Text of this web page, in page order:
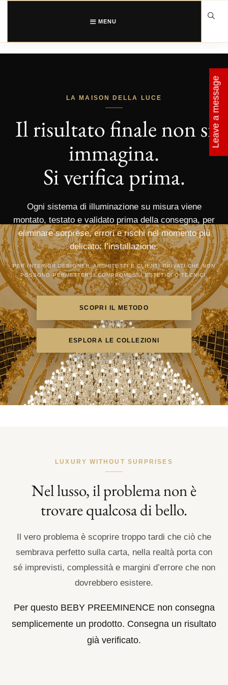
Vai
MENU
LA MAISON DELLA LUCE
Il risultato finale non si
immagina.
Si verifica prima.
Ogni sistema di illuminazione su misura viene
montato, testato e validato prima della consegna, per
eliminare sorprese, errori e rischi nel momento più
delicato: l’installazione.
PER INTERIOR DESIGNER, ARCHITETTI E CLIENTI PRIVATI CHE NON
POSSONO PERMETTERSI COMPROMESSI ESTETICI O TECNICI.
SCOPRI IL METODO
ESPLORA LE COLLEZIONI
LUXURY WITHOUT SURPRISES
Nel lusso, il problema non è
trovare qualcosa di bello.
Il vero problema è scoprire troppo tardi che ciò che
sembrava perfetto sulla carta, nella realtà porta con
sé imprevisti, complessità e margini d’errore che non
dovrebbero esistere.
Per questo BEBY PREEMINENCE non consegna
semplicemente un prodotto. Consegna un risultato
già verificato.
Leave a message